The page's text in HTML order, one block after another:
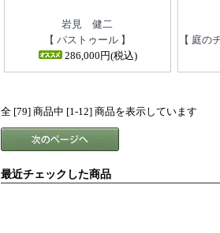
岩見 健二
【 パストゥール 】
286,000円(税込)
【 庭の
全 [79] 商品中 [1-12] 商品を表示しています
最近チェックした商品